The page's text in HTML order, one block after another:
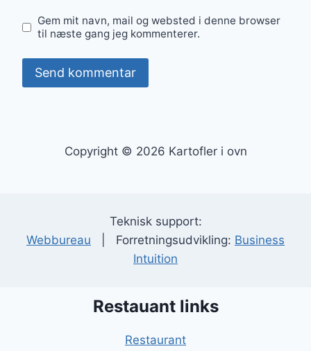
Gem mit navn, mail og websted i denne browser
til næste gang jeg kommenterer.
Copyright © 2026 Kartofler i ovn
Teknisk support:
Webbureau | Forretningsudvikling: Business
Intuition
Restauant links
Restaurant